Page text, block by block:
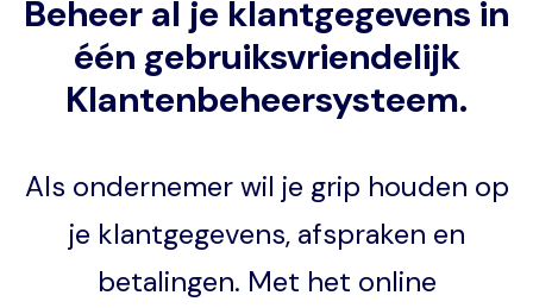
Beheer al je klantgegevens in
één gebruiksvriendelijk
Klantenbeheersysteem.
Als ondernemer wil je grip houden op
je klantgegevens, afspraken en
betalingen. Met het online